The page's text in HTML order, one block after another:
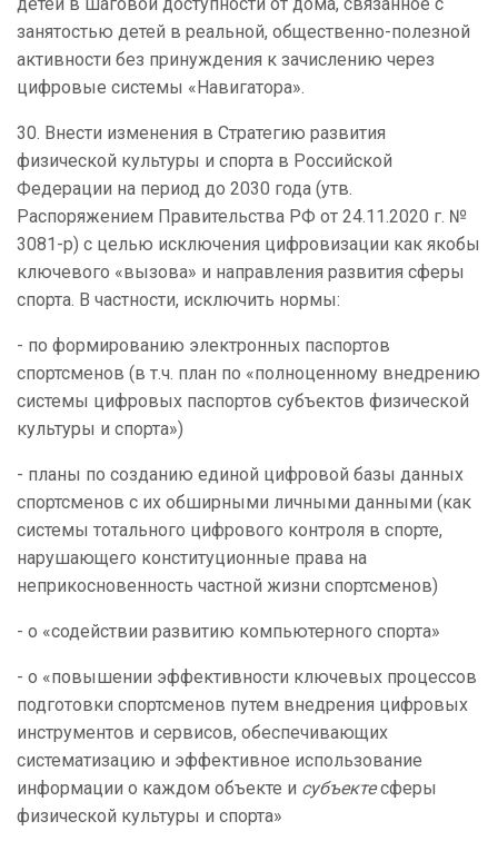
занятостью детей в реальной, общественно-полезной
активности без принуждения к зачислению через
цифровые системы «Навигатора».
30. Внести изменения в Стратегию развития
физической культуры и спорта в Российской
Федерации на период до 2030 года (утв.
Распоряжением Правительства РФ от 24.11.2020 г. №
3081-р) с целью исключения цифровизации как якобы
ключевого «вызова» и направления развития сферы
спорта. В частности, исключить нормы:
- по формированию электронных паспортов
спортсменов (в т.ч. план по «полноценному внедрению
системы цифровых паспортов субъектов физической
культуры и спорта»)
- планы по созданию единой цифровой базы данных
спортсменов с их обширными личными данными (как
системы тотального цифрового контроля в спорте,
нарушающего конституционные права на
неприкосновенность частной жизни спортсменов)
- о «содействии развитию компьютерного спорта»
- о «повышении эффективности ключевых процессов
подготовки спортсменов путем внедрения цифровых
инструментов и сервисов, обеспечивающих
систематизацию и эффективное использование
информации о каждом объекте и субъектесферы
физической культуры и спорта»